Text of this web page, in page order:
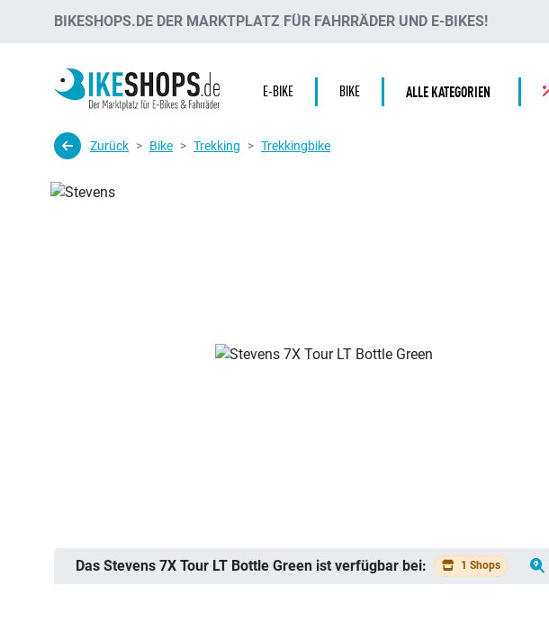
BIKESHOPS.DE DER MARKTPLATZ FÜR FAHRRÄDER UND E-BIKES!
E-BIKE BIKE ALLE KATEGORIEN
Zurück Bike Trekking Trekkingbike
Das Stevens 7X Tour LT Bottle Green ist verfügbar bei: 1 Shops